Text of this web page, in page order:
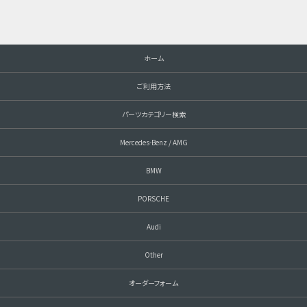
ホーム
ご利用方法
パーツカテゴリー検索
Mercedes-Benz / AMG
BMW
PORSCHE
Audi
Other
オーダーフォーム